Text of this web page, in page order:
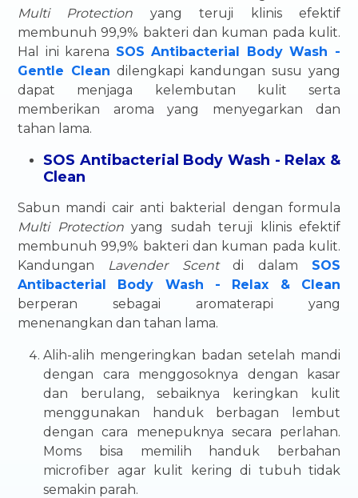
Multi Protection yang teruji klinis efektif
membunuh 99,9% bakteri dan kuman pada kulit.
Hal ini karena SOS Antibacterial Body Wash -
Gentle Clean dilengkapi kandungan susu yang
dapat menjaga kelembutan kulit serta
memberikan aroma yang menyegarkan dan
tahan lama.
SOS Antibacterial Body Wash - Relax &
Clean
Sabun mandi cair anti bakterial dengan formula
Multi Protectionyang sudah teruji klinis efektif
membunuh 99,9% bakteri dan kuman pada kulit.
Kandungan Lavender Scentdi dalam SOS
Antibacterial Body Wash - Relax & Clean
berperan sebagai aromaterapi yang
menenangkan dan tahan lama.
Alih-alih mengeringkan badan setelah mandi
dengan cara menggosoknya dengan kasar
dan berulang, sebaiknya keringkan kulit
menggunakan handuk berbagan lembut
dengan cara menepuknya secara perlahan.
Moms bisa memilih handuk berbahan
microfiber agar kulit kering di tubuh tidak
semakin parah.